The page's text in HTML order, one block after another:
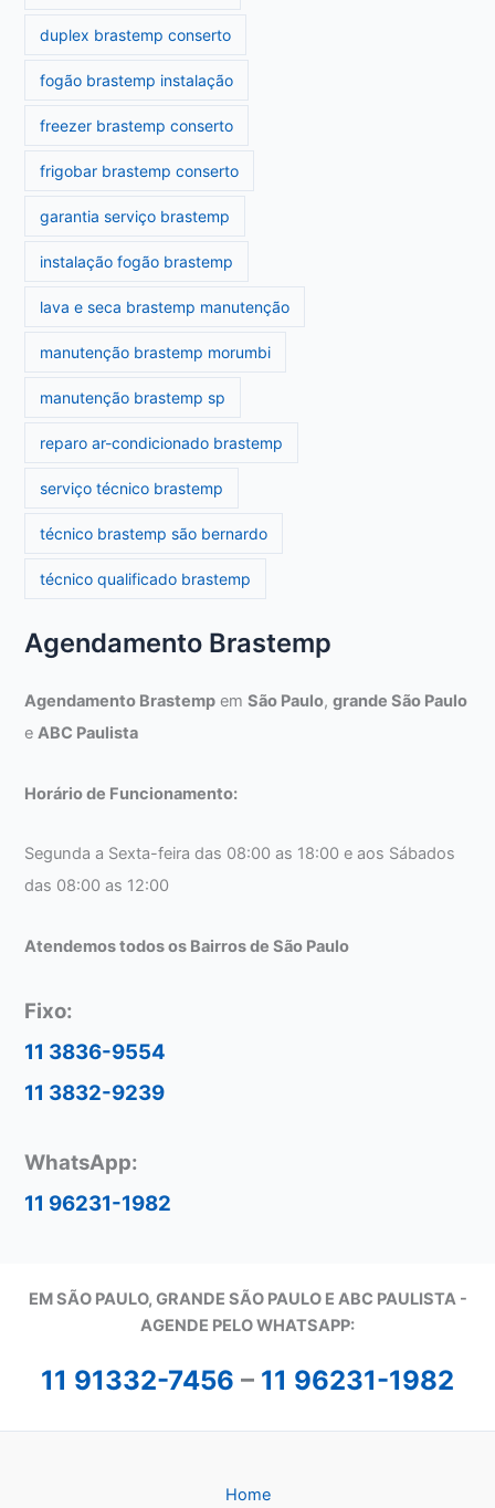
duplex brastemp conserto
fogão brastemp instalação
freezer brastemp conserto
frigobar brastemp conserto
garantia serviço brastemp
instalação fogão brastemp
lava e seca brastemp manutenção
manutenção brastemp morumbi
manutenção brastemp sp
reparo ar-condicionado brastemp
serviço técnico brastemp
técnico brastemp são bernardo
técnico qualificado brastemp
Agendamento Brastemp
Agendamento Brastemp emSão Paulo,grande São Paulo
eABC Paulista
Horário de Funcionamento:
Segunda a Sexta-feira das 08:00 as 18:00 e aos Sábados
das 08:00 as 12:00
Atendemos todos os Bairros de São Paulo
Fixo:
11 3836-9554
11 3832-9239
WhatsApp:
11 96231-1982
EM SÃO PAULO, GRANDE SÃO PAULO E ABC PAULISTA -
AGENDE PELO WHATSAPP:
11 91332-7456 – 11 96231-1982
Home